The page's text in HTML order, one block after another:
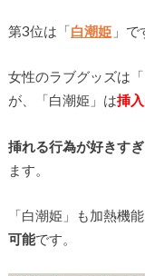
第3位は「白潮姫 」で
女性のラブグッズは「
が、「白潮姫」は挿
挿れる行為が好きすぎ
ます。
「白潮姫」も加熱機能
可能です。